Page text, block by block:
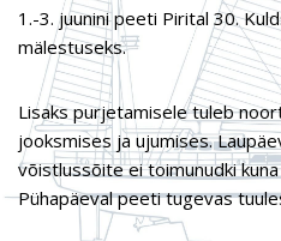
1.-3. juunini peeti Pirital 30.
mälestuseks.
Lisaks purjetamisele tuleb
jooksmises ja ujumises.
võistlussõite ei toimunudki
Pühapäeval peeti tugevas